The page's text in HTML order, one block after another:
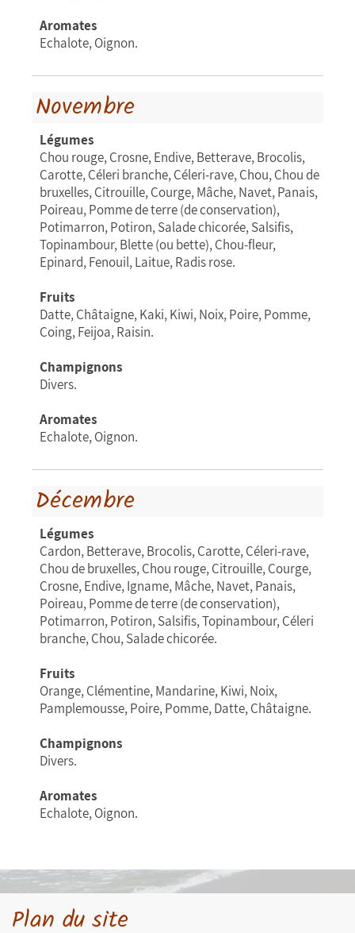
Aromates
Echalote, Oignon.
Novembre
Légumes
Chou rouge, Crosne, Endive, Betterave, Brocolis,
Carotte, Céleri branche, Céleri-rave, Chou, Chou de
bruxelles, Citrouille, Courge, Mâche, Navet, Panais,
Poireau, Pomme de terre (de conservation),
Potimarron, Potiron, Salade chicorée, Salsifis,
Topinambour, Blette (ou bette), Chou-fleur,
Epinard, Fenouil, Laitue, Radis rose.
Fruits
Datte, Châtaigne, Kaki, Kiwi, Noix, Poire, Pomme,
Coing, Feijoa, Raisin.
Champignons
Divers.
Aromates
Echalote, Oignon.
Décembre
Légumes
Cardon, Betterave, Brocolis, Carotte, Céleri-rave,
Chou de bruxelles, Chou rouge, Citrouille, Courge,
Crosne, Endive, Igname, Mâche, Navet, Panais,
Poireau, Pomme de terre (de conservation),
Potimarron, Potiron, Salsifis, Topinambour, Céleri
branche, Chou, Salade chicorée.
Fruits
Orange, Clémentine, Mandarine, Kiwi, Noix,
Pamplemousse, Poire, Pomme, Datte, Châtaigne.
Champignons
Divers.
Aromates
Echalote, Oignon.
Plan du site